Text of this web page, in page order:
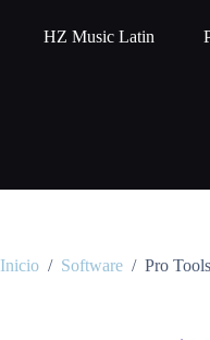
HZ Music Latin
Inicio / Software / Pro